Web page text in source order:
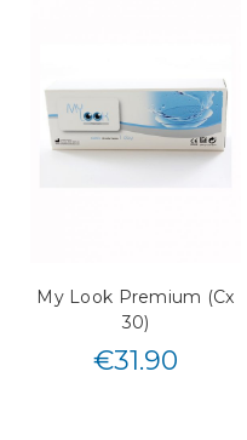
My Look Premium (Cx
30)
€31.90